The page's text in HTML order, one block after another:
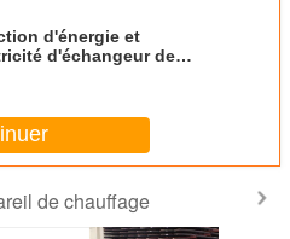
d'énergie et
d'échangeur de
de chauffage